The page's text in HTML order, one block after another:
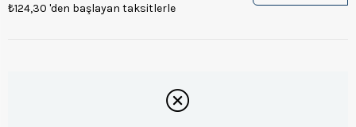
₺124,30 'den başlayan taksitlerle